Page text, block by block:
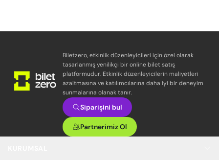
Biletzero, etkinlik düzenleyicileri için özel olarak
tasarlanmış yenilikçi bir online bilet satış
platformudur. Etkinlik düzenleyicilerin maliyetleri
azaltmasına ve katılımcılarına daha iyi bir deneyim
sunmalarına olanak tanır.
Siparişini bul
Partnerimiz Ol